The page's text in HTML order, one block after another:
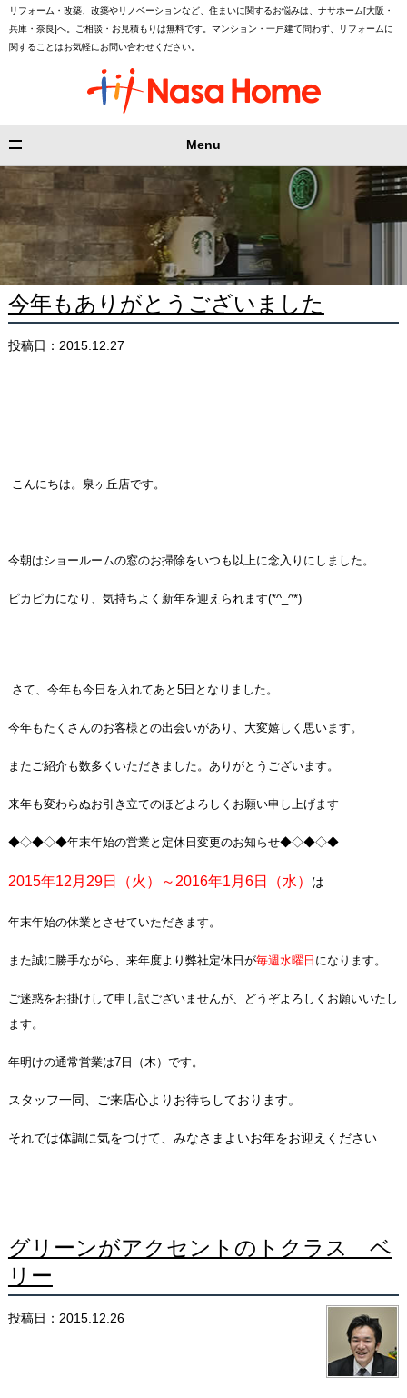
リフォーム・改築、改築やリノベーションなど、住まいに関するお悩みは、ナサホーム[大阪・
兵庫・奈良]へ。ご相談・お見積もりは無料です。マンション・一戸建て問わず、リフォームに
関することはお気軽にお問い合わせください。
Menu
今年もありがとうございました
投稿日：2015.12.27
こんにちは。泉ヶ丘店です。
今朝はショールームの窓のお掃除をいつも以上に念入りにしました。
ピカピカになり、気持ちよく新年を迎えられます(*^_^*)
さて、今年も今日を入れてあと5日となりました。
今年もたくさんのお客様との出会いがあり、大変嬉しく思います。
またご紹介も数多くいただきました。 ありがとうございます。
来年も変わらぬお引き立てのほどよろしくお願い申し上げます
◆◇◆◇◆年末年始の営業と定休日変更のお知らせ◆◇◆◇◆
2015年12月29日（火）～2016年1月6日（水） は
年末年始の休業とさせていただきます。
また誠に勝手ながら、 来年度より弊社定休日が毎週水曜日 になります。
ご迷惑をお掛けして申し訳ございませんが、どうぞよろしくお願いいたし
ます。
年明けの通常営業は7日（木）です。
スタッフ一同、ご来店心よりお待ちしております。
それでは体調に気をつけて、みなさまよいお年をお迎えください
グリーンがアクセントのトクラス ベ
リー
投稿日：2015.12.26